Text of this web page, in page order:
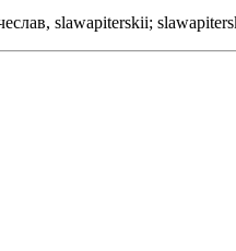
slawapiterskii;